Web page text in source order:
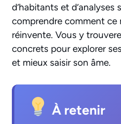
d’habitants et d’analyses
comprendre comment ce
réinvente. Vous y
concrets pour explorer
et mieux saisir son âme.
À retenir